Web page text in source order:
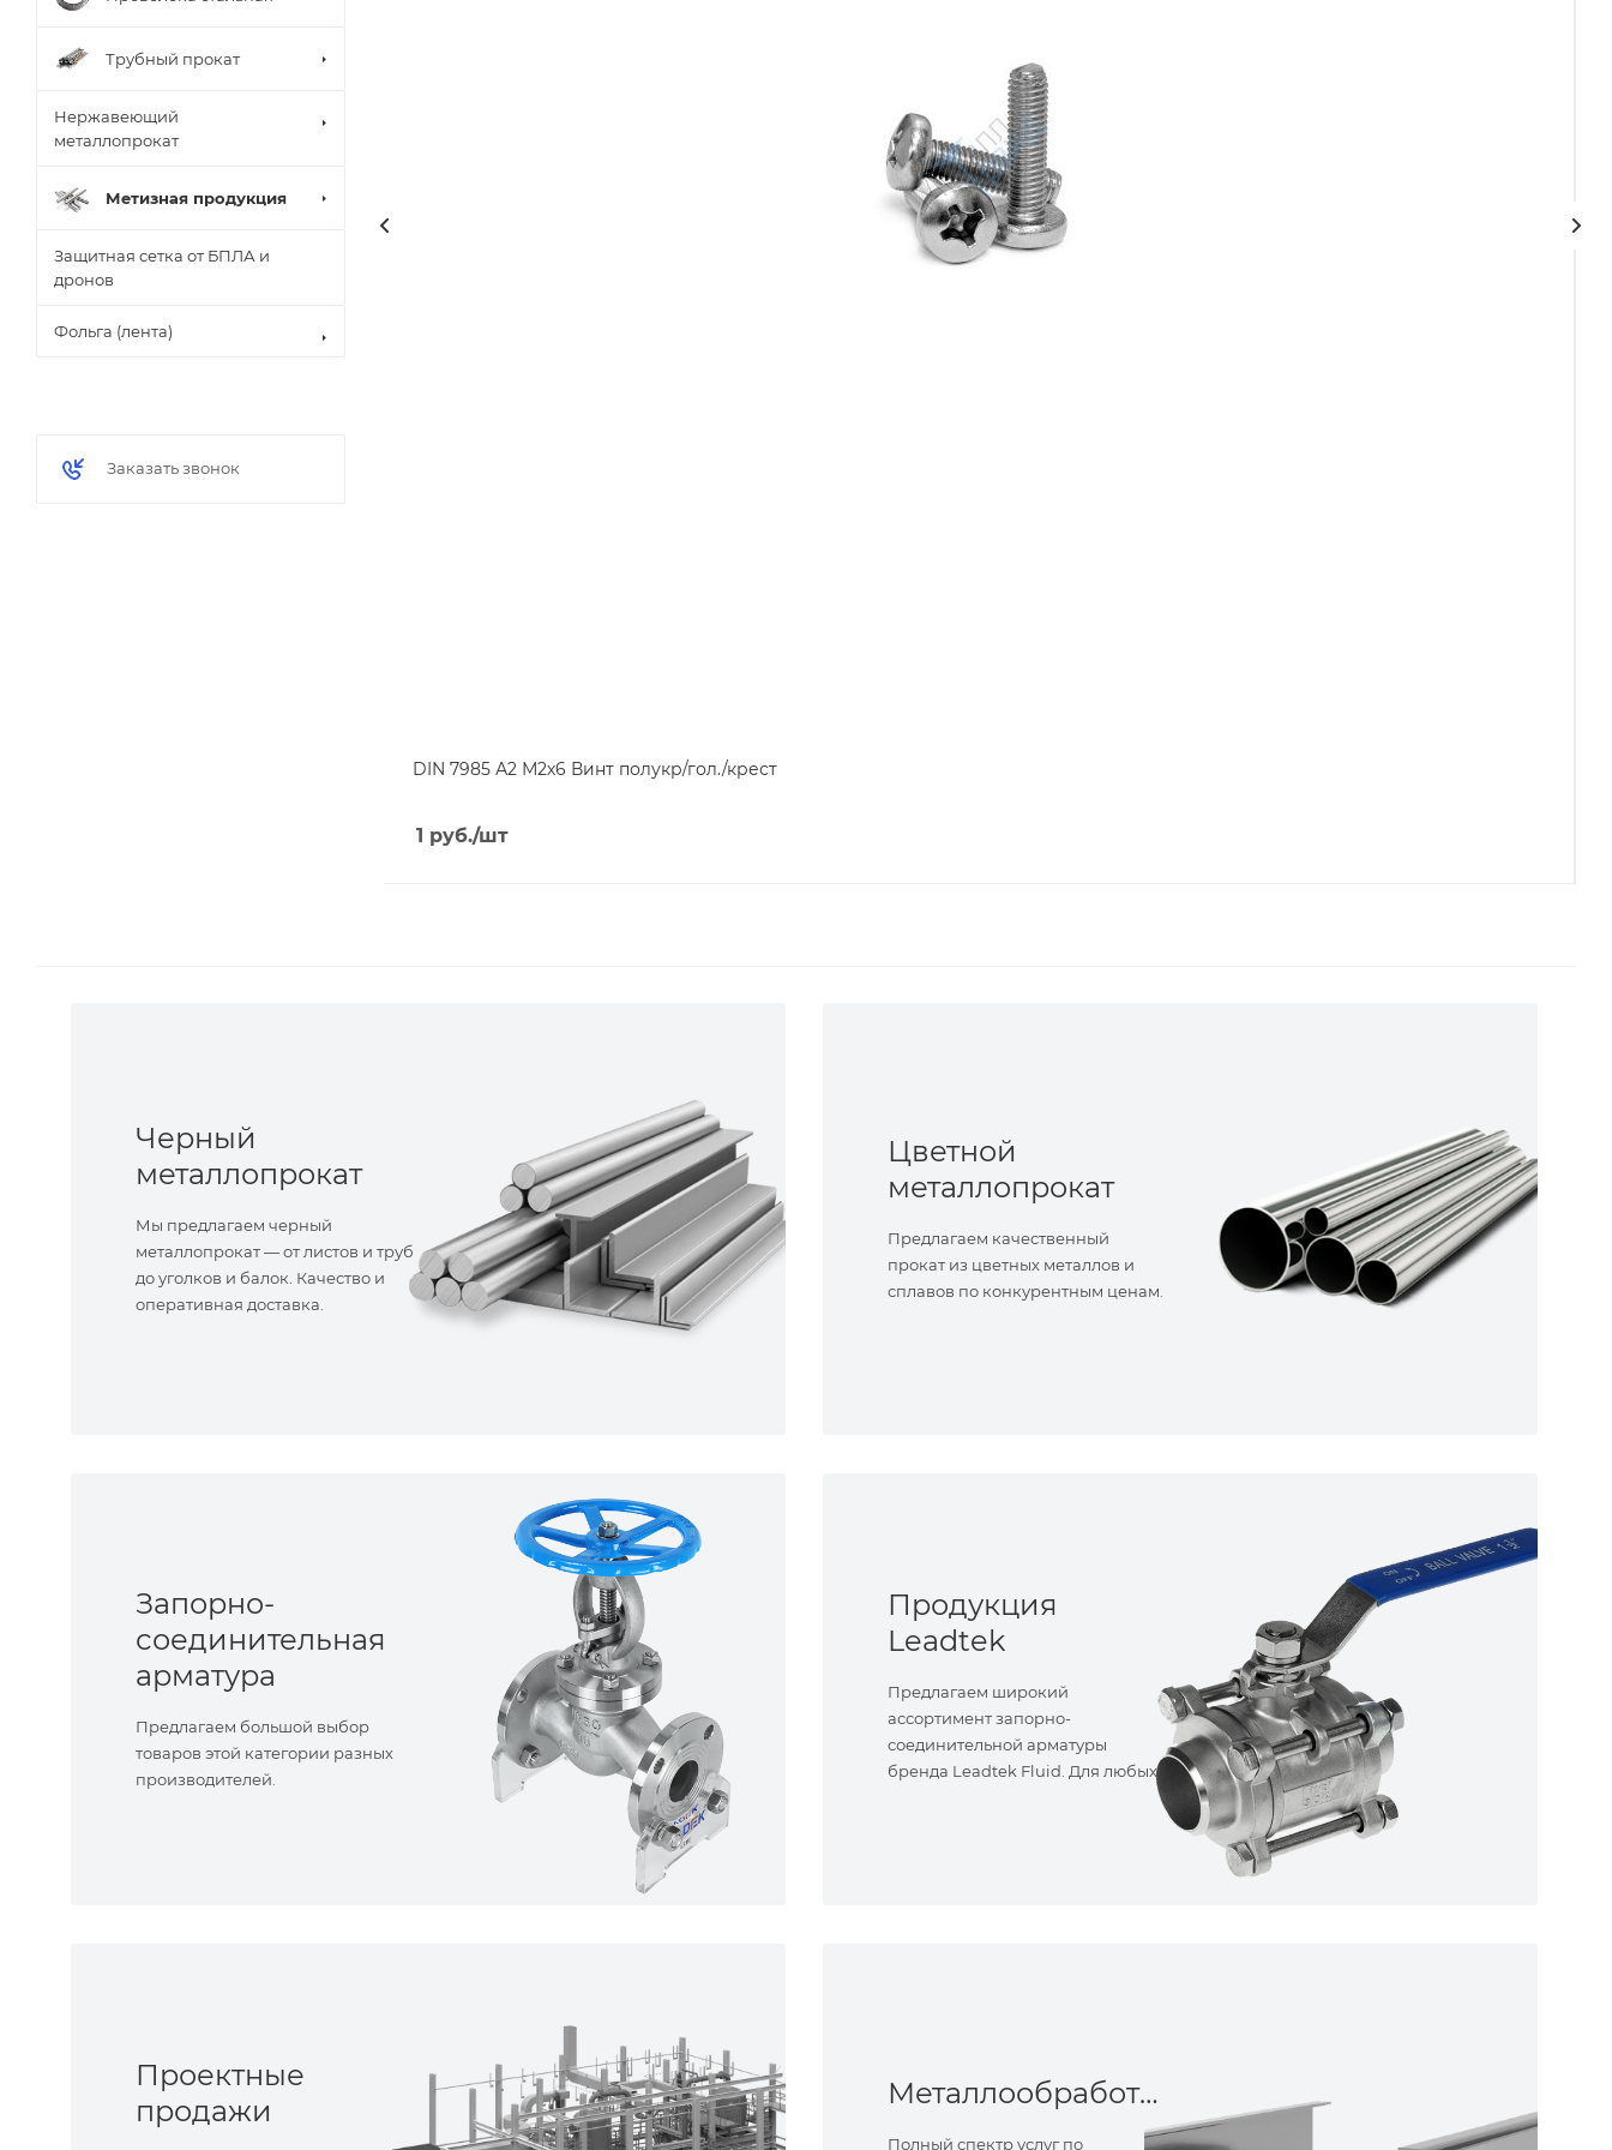
DIN 7985 А2 М2х6 Винт полукр/гол./крест
1 руб./шт
Трубный прокат
Нержавеющий
металлопрокат
Метизная продукция
Защитная сетка от БПЛА и
дронов
Фольга (лента)
Заказать звонок
Черный
металлопрокат
Мы предлагаем черный
металлопрокат — от листов и труб
до уголков и балок. Качество и
оперативная доставка.
Цветной
металлопрокат
Предлагаем качественный
прокат из цветных металлов и
сплавов по конкурентным ценам.
Запорно-
соединительная
арматура
Предлагаем большой выбор
товаров этой категории разных
производителей.
Продукция
Leadtek
Предлагаем широкий
ассортимент запорно-
соединительной арматуры
бренда Leadtek Fluid. Для любых
Проектные
продажи
Металлообработка
Полный спектр услуг по